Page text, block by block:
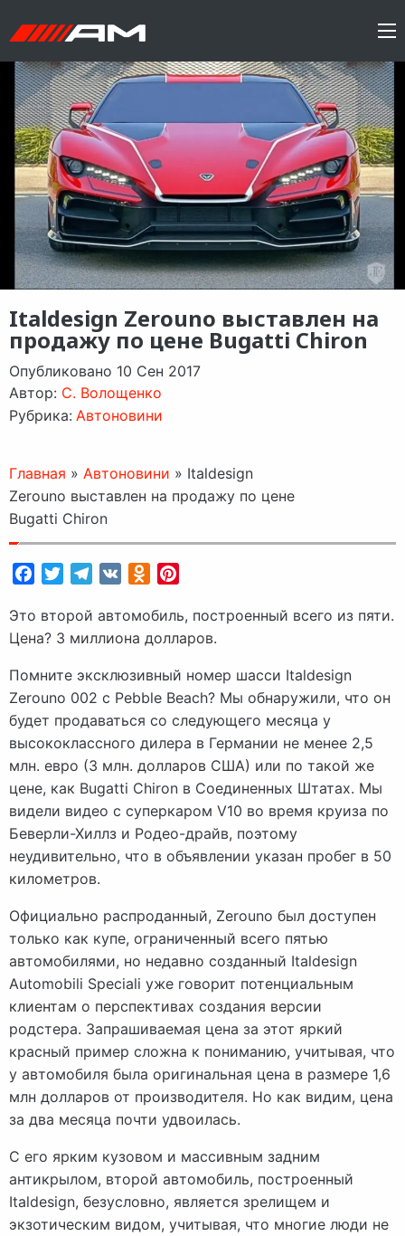
Italdesign Zerouno выставлен на
продажу по цене Bugatti Chiron
Опубликовано 10 Сен 2017
Автор: C. Волощенко
Рубрика: Автоновини
Главная » Автоновини » Italdesign
Zerouno выставлен на продажу по цене
Bugatti Chiron
FacebookTwitterTelegram
VK Odnoklassniki
Это второй автомобиль, построенный всего из пяти.
Цена? 3 миллиона долларов.
Помните эксклюзивный номер шасси Italdesign
Zerouno 002 с Pebble Beach? Мы обнаружили, что он
будет продаваться со следующего месяца у
высококлассного дилера в Германии не менее 2,5
млн. евро (3 млн. долларов США) или по такой же
цене, как Bugatti Chiron в Соединенных Штатах. Мы
видели видео с суперкаром V10 во время круиза по
Беверли-Хиллз и Родео-драйв, поэтому
неудивительно, что в объявлении указан пробег в 50
километров.
Официально распроданный, Zerouno был доступен
только как купе, ограниченный всего пятью
автомобилями, но недавно созданный Italdesign
Automobili Speciali уже говорит потенциальным
клиентам о перспективах создания версии
родстера. Запрашиваемая цена за этот яркий
красный пример сложна к пониманию, учитывая, что
у автомобиля была оригинальная цена в размере 1,6
млн долларов от производителя. Но как видим, цена
за два месяца почти удвоилась.
С его ярким кузовом и массивным задним
антикрылом, второй автомобиль, построенный
Italdesign, безусловно, является зрелищем и
экзотическим видом, учитывая, что многие люди не